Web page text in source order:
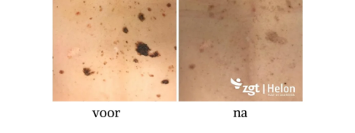
of oplossingen.
Resultaat
Huidverkleuringen zullen doorgaans geheel verdwijnen of
vervagen. Er kan uiteraard geen garantie worden gegeven dat de
pigmentvlek of tatoeage geheel zal verdwijnen. Sommige